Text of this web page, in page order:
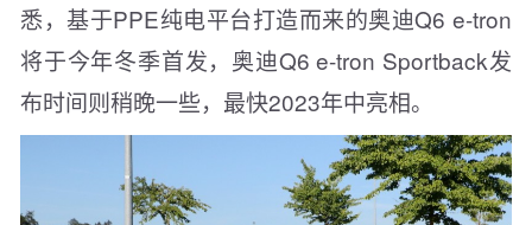
悉，基于PPE纯电平台打造而来的奥迪Q6 e-tron
将于今年冬季首发，奥迪Q6 e-tron Sportback发
布时间则稍晚一些，最快2023年中亮相。